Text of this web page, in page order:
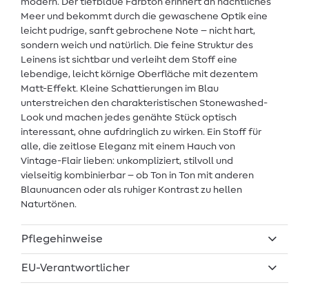
modern. Der tiefblaue Farbton erinnert an nächtliches
Meer und bekommt durch die gewaschene Optik eine
leicht pudrige, sanft gebrochene Note – nicht hart,
sondern weich und natürlich. Die feine Struktur des
Leinens ist sichtbar und verleiht dem Stoff eine
lebendige, leicht körnige Oberfläche mit dezentem
Matt-Effekt. Kleine Schattierungen im Blau
unterstreichen den charakteristischen Stonewashed-
Look und machen jedes genähte Stück optisch
interessant, ohne aufdringlich zu wirken. Ein Stoff für
alle, die zeitlose Eleganz mit einem Hauch von
Vintage-Flair lieben: unkompliziert, stilvoll und
vielseitig kombinierbar – ob Ton in Ton mit anderen
Blaunuancen oder als ruhiger Kontrast zu hellen
Naturtönen.
Pflegehinweise
EU-Verantwortlicher